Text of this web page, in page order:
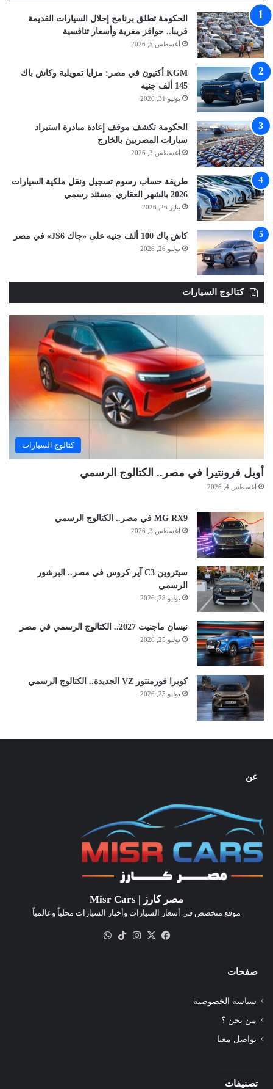
الحكومة تطلق برنامج إحلال السيارات القديمة
قريبا.. حوافز مغرية وأسعار تنافسية
أغسطس 5, 2026
KGM أكتيون في مصر: مزايا تمويلية وكاش باك
145 ألف جنيه
يوليو 31, 2026
الحكومة تكشف موقف إعادة مبادرة استيراد
سيارات المصريين بالخارج
أغسطس 3, 2026
طريقة حساب رسوم تسجيل ونقل ملكية السيارات
2026 بالشهر العقاري| مستند رسمي
يناير 26, 2026
كاش باك 100 ألف جنيه على «جاك JS6» في مصر
يوليو 26, 2026
كتالوج السيارات
كتالوج السيارات
أوبل فرونتيرا في مصر.. الكتالوج الرسمي
أغسطس 4, 2026
MG RX9 في مصر.. الكتالوج الرسمي
أغسطس 3, 2026
سيتروين C3 آير كروس في مصر.. البرشور
الرسمي
يوليو 28, 2026
نيسان ماجنيت 2027.. الكتالوج الرسمي في مصر
يوليو 25, 2026
كوبرا فورمنتور VZ الجديدة.. الكتالوج الرسمي
يوليو 25, 2026
عن
مصر كارز | Misr Cars
موقع متخصص في أسعار السيارات وأخبار السيارات محلياً وعالمياً
فيسبوك
‫X انستقرام‫TikTok
صفحات
سياسة الخصوصية
من نحن ؟
تواصل معنا
تصنيفات